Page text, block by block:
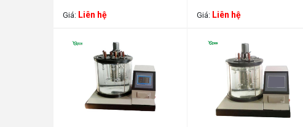
Giá: Liên hệ Giá: Liên hệ